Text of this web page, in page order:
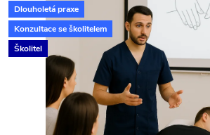
Dlouholetá praxe
Konzultace se školitelem
Školitel